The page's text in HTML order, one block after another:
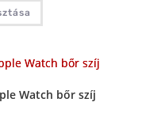
Watch bőr szíj